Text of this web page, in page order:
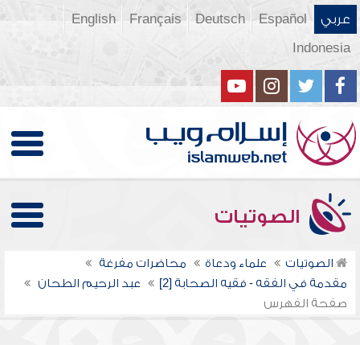
عربي Español
Deutsch
Français
English
Indonesia
الصوتيات
الصوتيات علماء ودعاة
محاضرات مفرغة
مقدمة في الفقه - فقيه الصحابة [2]
عبد الرحيم الطحان
صفحة الفهرس